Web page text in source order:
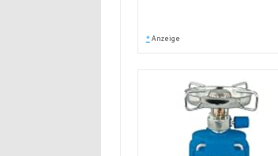
* Anzeige